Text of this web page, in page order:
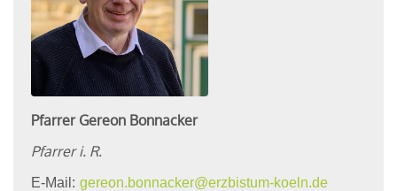
PfarrerGereon Bonnacker
Pfarrer i. R.
E-Mail: gereon.bonnacker@erzbistum-koeln.de